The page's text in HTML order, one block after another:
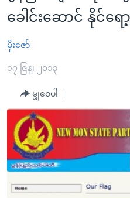
သည့်
များ
ပင်မ
ကျော်
ကြည့်
ရန်
ပင်မ
ညွန်း
ကမ္ဘာ့သတင်းများ
နိုင်ငံတကာ
အမေရိကန်
အစ္စရေး-ပါလက်စတိုင်း
ဗွီဒီယို
သတင်းလွတ်လပ်ခွင့်
အင်္ဂလိပ်စာလေ့လာမယ်
အမေရိကန်သုံးအီဒီယံ
မကြေးမုံရဲ့ အင်္ဂလိပ်စာ
ရုပ်ရှင်ထဲက အင်္ဂလိပ်စာ
သုတပဒေသာ အင်္ဂလိပ်စာ
အပတ်စဉ်ကဏ္ဍများ
ရေဒီယို
တီဗွီ
ရေဒီယိုနှင့်ရုပ်သံ အချက်အလက်
ရေဒီယို/တီဗွီအစီအစဉ်
ခေါင်းဆောင် နိုင်
မိုးဇော်
၁၇ ဇြန္၊ ၂၀၁၃
မျှဝေပါ